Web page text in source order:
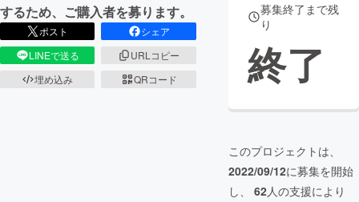
するため、ご購入者を募ります。
ポスト
シェア
LINEで送る
URLコピー
埋め込み
QRコード
募集終了まで残
り
終了
このプロジェクトは、
2022/09/12に募集を開始
し、 62人の支援により